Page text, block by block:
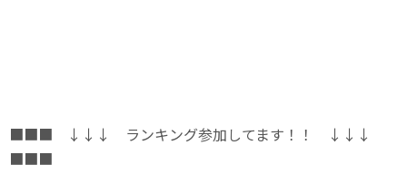
■■■ ↓↓↓ ランキング参加してます！！ ↓↓↓
■■■